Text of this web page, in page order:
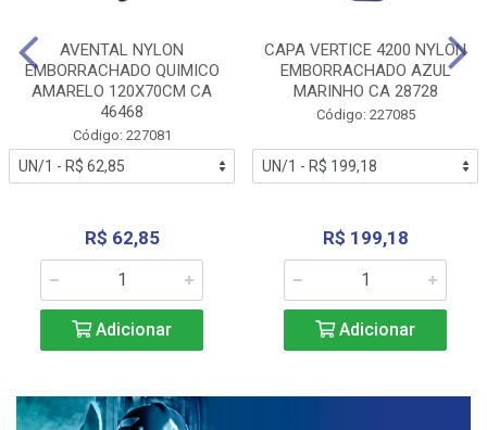
AVENTAL NYLON
EMBORRACHADO QUIMICO
AMARELO 120X70CM CA
46468
Código: 227081
R$ 62,85
Adicionar
CAPA VERTICE 4200 NYLON
EMBORRACHADO AZUL
MARINHO CA 28728
Código: 227085
R$ 199,18
Adicionar